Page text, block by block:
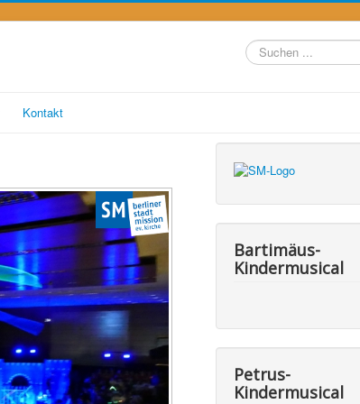
Suchen
...
Kontakt
Bartimäus-
Kindermusical
Petrus-
Kindermusical